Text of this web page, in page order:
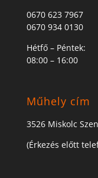
0670 623 7967
0670 934 0130
Hétfő – Péntek:
08:00 – 16:00
Műhely cím
3526 Miskolc
(Érkezés előtt